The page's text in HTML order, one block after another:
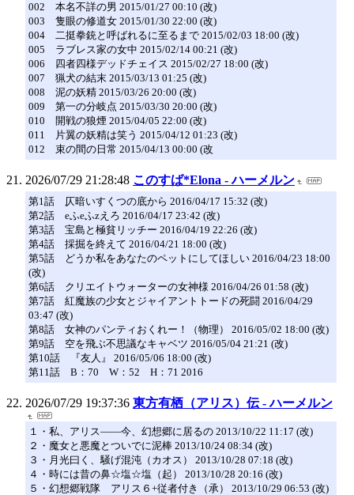
002 本名不詳の男 2015/01/27 00:10 (改)
003 隻眼の修道女 2015/01/30 22:00 (改)
004 二挺拳銃と呼ばれるに至るまで 2015/02/03 18:00 (改)
005 ラブレス家の女中 2015/02/14 00:21 (改)
006 四者四様デッドチェイス 2015/02/27 18:00 (改)
007 猟犬の結末 2015/03/13 01:25 (改)
008 泥の妖精 2015/03/26 20:00 (改)
009 第一の分岐点 2015/03/30 20:00 (改)
010 開戦の狼煙 2015/04/05 22:00 (改)
011 片翼の妖精は笑う 2015/04/12 01:23 (改)
012 束の間の日常 2015/04/13 00:00 (改
2026/07/29 21:28:48 このすば*Elona - ハーメルン
第1話 仄暗いすくつの底から 2016/04/17 15:32 (改)
第2話 eふeふzえろ 2016/04/17 23:42 (改)
第3話 宝島と極貧リッチー 2016/04/19 22:26 (改)
第4話 採掘を終えて 2016/04/21 18:00 (改)
第5話 どうか私をあなたのペットにしてほしい 2016/04/23 18:00
(改)
第6話 クリエイトウォーターの女神様 2016/04/26 01:58 (改)
第7話 紅魔族の少女とジャイアントトードの死闘 2016/04/29
03:47 (改)
第8話 女神のパンティおくれー！（物理） 2016/05/02 18:00 (改)
第9話 空を飛ぶ不思議なキャベツ 2016/05/04 21:21 (改)
第10話 『友人』 2016/05/06 18:00 (改)
第11話 B：70 W：52 H：71 2016
2026/07/29 19:37:36 東方有栖（アリス）伝 - ハーメルン
１・私、アリス――今、幻想郷に居るの 2013/10/22 11:17 (改)
２・魔女と悪魔とついでに泥棒 2013/10/24 08:34 (改)
３・月光曰く、騒げ混沌（カオス） 2013/10/28 07:18 (改)
４・時には昔の鼻☆塩☆塩（起） 2013/10/28 20:16 (改)
５・幻想郷戦隊 アリス６+従者付き（承） 2013/10/29 06:53 (改)